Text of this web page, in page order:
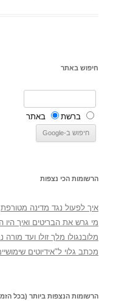
חיפוש באתר
ברשת באתר
הרשומות הכי נצפות
איך לפעול נגד מדינה מטורפת
מי גרש את הבריטים ואיך היו
מלובנגולו מלך זולו ועד מורה
מכתב גלוי ל"אידיוטים
הרשומות הנצפות ביותר (בכל